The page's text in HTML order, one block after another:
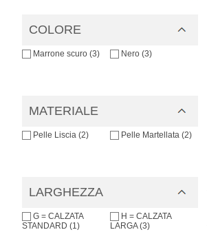
COLORE
Marrone scuro (3) Nero (3)
MATERIALE
Pelle Liscia (2) Pelle Martellata (2)
LARGHEZZA
G = CALZATA
STANDARD (1)
H = CALZATA
LARGA (3)